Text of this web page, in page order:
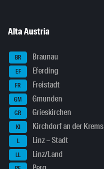
Alta Austria
BR Braunau
EF Eferding
FR Freistadt
GM Gmunden
GR Grieskirchen
KI Kirchdorf an der Krems
L Linz – Stadt
LL Linz/Land